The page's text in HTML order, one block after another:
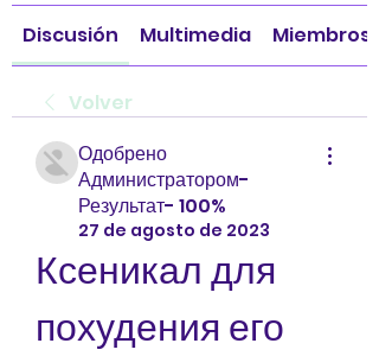
Discusión Multimedia Miembros
Volver
Одобрено
Администратором-
Результат- 100%
27 de agosto de 2023
Ксеникал для
похудения его